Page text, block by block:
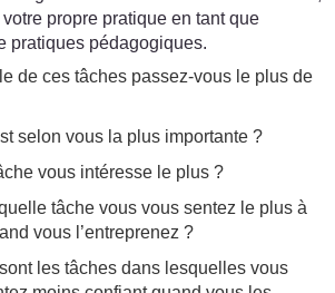
propre pratique en tant que
pratiques pédagogiques.
de ces tâches passez-vous le plus de
selon vous la plus importante ?
vous intéresse le plus ?
tâche vous vous sentez le plus à
vous l’entreprenez ?
les tâches dans lesquelles vous